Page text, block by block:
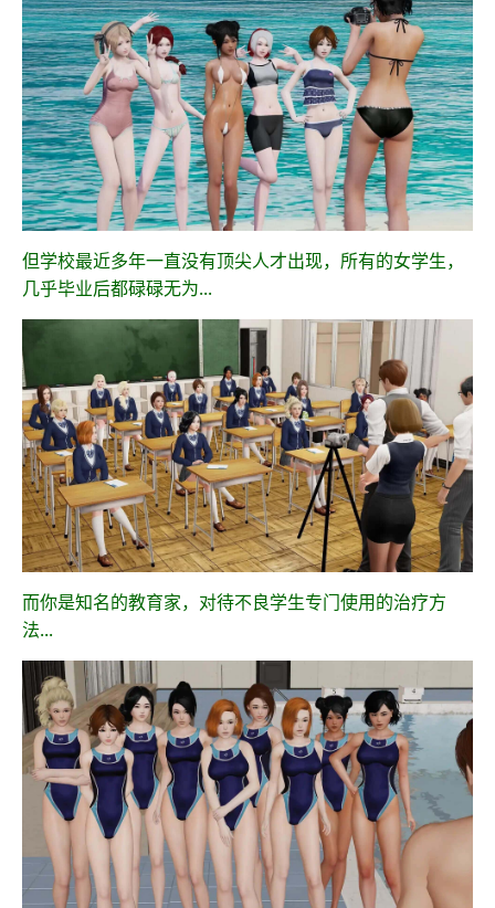
但学校最近多年一直没有顶尖人才出现，所有的女学生，
几乎毕业后都碌碌无为...
而你是知名的教育家，对待不良学生专门使用的治疗方
法...